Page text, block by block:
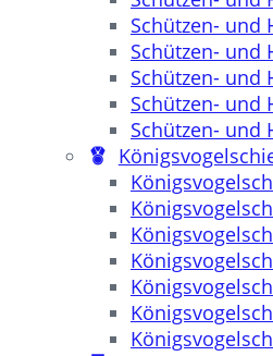
Schützen- und
Schützen- und
Schützen- und
Schützen- und
Schützen- und